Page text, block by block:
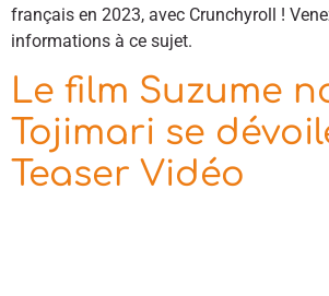
français en 2023, avec Crunchyroll !
informations à ce sujet.
Le film Suzume
Tojimari se
Teaser Vidéo